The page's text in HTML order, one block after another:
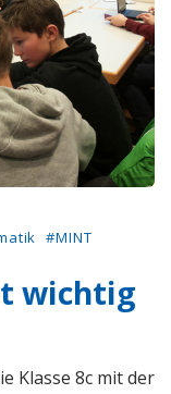
#MINT
wichtig
Klasse 8c mit der